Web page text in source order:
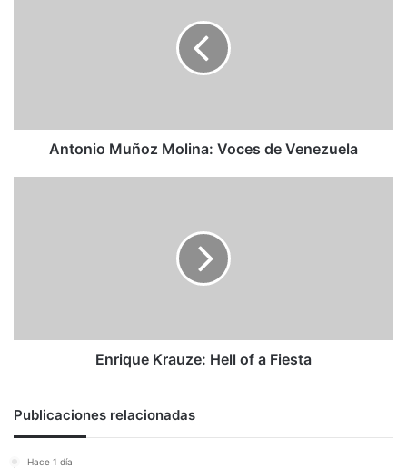
Antonio Muñoz Molina: Voces de Venezuela
Enrique Krauze: Hell of a Fiesta
Publicaciones relacionadas
Hace 1 día